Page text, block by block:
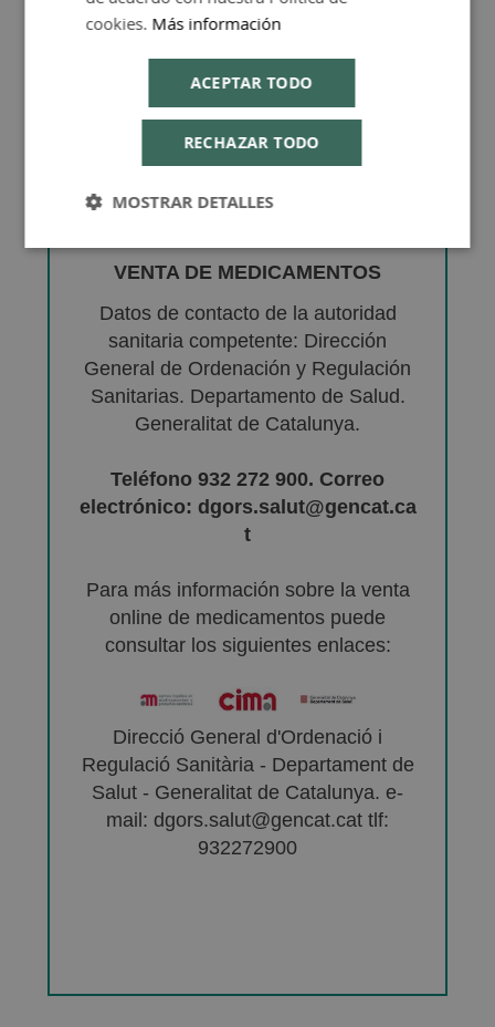
VENTA DE MEDICAMENTOS
Datos de contacto de la autoridad
sanitaria competente: Dirección
General de Ordenación y Regulación
Sanitarias. Departamento de Salud.
Generalitat de Catalunya.
Teléfono 932 272 900. Correo
electrónico: dgors.salut@gencat.ca
t
Para más información sobre la venta
online de medicamentos puede
consultar los siguientes enlaces:
Direcció General d'Ordenació i
Regulació Sanitària - Departament de
Salut - Generalitat de Catalunya. e-
mail: dgors.salut@gencat.cat tlf:
932272900
cookies. Más información
ACEPTAR TODO
RECHAZAR TODO
MOSTRAR DETALLES